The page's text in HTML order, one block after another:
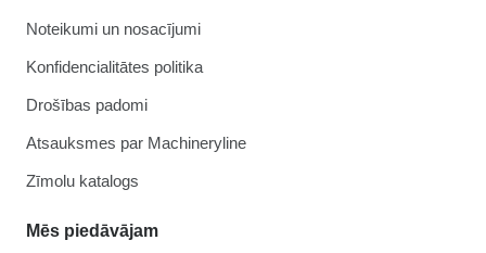
Noteikumi un nosacījumi
Konfidencialitātes politika
Drošības padomi
Atsauksmes par Machineryline
Zīmolu katalogs
Mēs piedāvājam